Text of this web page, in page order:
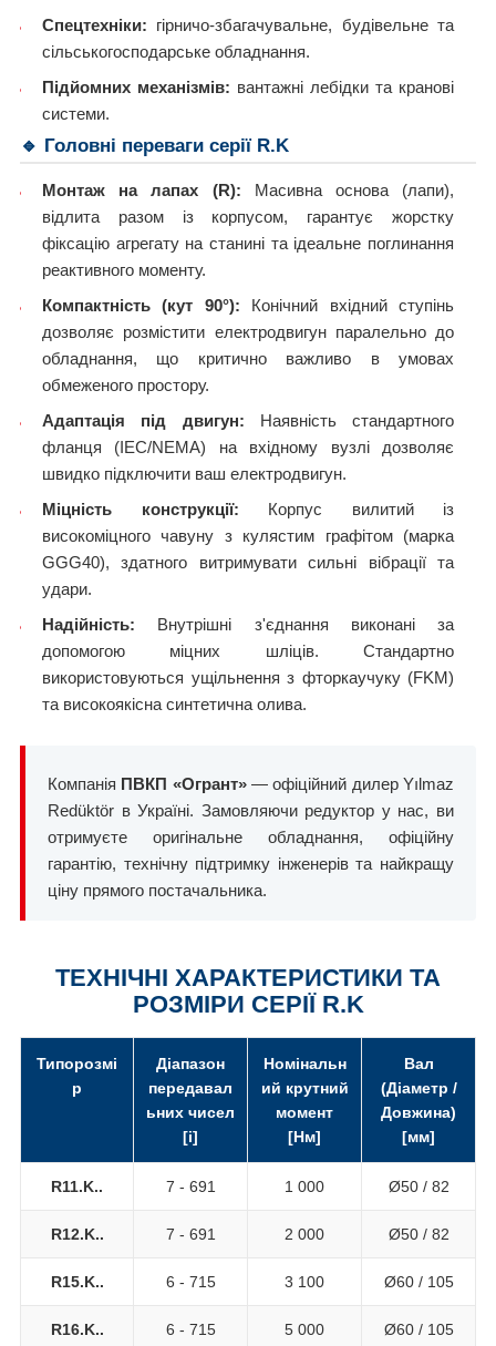
Спецтехніки: гірничо-збагачувальне, будівельне та
сільськогосподарське обладнання.
Підйомних механізмів: вантажні лебідки та кранові
системи.
🔹 Головні переваги серії R.K
Монтаж на лапах (R): Масивна основа (лапи),
відлита разом із корпусом, гарантує жорстку
фіксацію агрегату на станині та ідеальне поглинання
реактивного моменту.
Компактність (кут 90°): Конічний вхідний ступінь
дозволяє розмістити електродвигун паралельно до
обладнання, що критично важливо в умовах
обмеженого простору.
Адаптація під двигун: Наявність стандартного
фланця (IEC/NEMA) на вхідному вузлі дозволяє
швидко підключити ваш електродвигун.
Міцність конструкції: Корпус вилитий із
високоміцного чавуну з кулястим графітом (марка
GGG40), здатного витримувати сильні вібрації та
удари.
Надійність: Внутрішні з'єднання виконані за
допомогою міцних шліців. Стандартно
використовуються ущільнення з фторкаучуку (FKM)
та високоякісна синтетична олива.
Компанія ПВКП «Огрант»— офіційний дилер Yılmaz
Redüktör в Україні. Замовляючи редуктор у нас, ви
отримуєте оригінальне обладнання, офіційну
гарантію, технічну підтримку інженерів та найкращу
ціну прямого постачальника.
ТЕХНІЧНІ ХАРАКТЕРИСТИКИ ТА
РОЗМІРИ СЕРІЇ R.K
Типорозмі
р
Діапазон
передавал
ьних чисел
[i]
Номінальн
ий крутний
момент
[Нм]
Вал
(Діаметр /
Довжина)
[мм]
R11.K.. 7 - 691 1 000 Ø50 / 82
R12.K.. 7 - 691 2 000 Ø50 / 82
R15.K.. 6 - 715 3 100 Ø60 / 105
R16.K.. 6 - 715 5 000 Ø60 / 105